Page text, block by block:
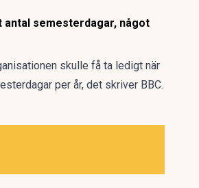
antal semesterdagar, något
skulle få ta ledigt när
per år, det skriver BBC.